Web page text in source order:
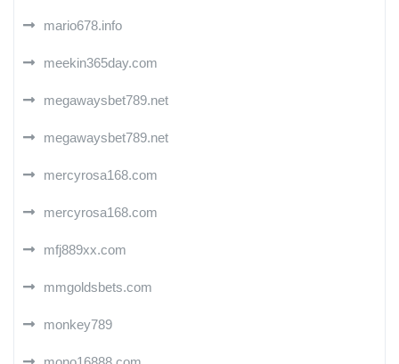
mario678.info
meekin365day.com
megawaysbet789.net
megawaysbet789.net
mercyrosa168.com
mercyrosa168.com
mfj889xx.com
mmgoldsbets.com
monkey789